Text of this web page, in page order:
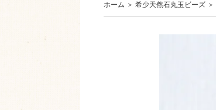
ホーム ＞ 希少天然石丸玉ビーズ ＞